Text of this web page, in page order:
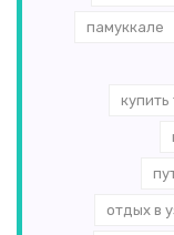
памуккале
купить
отдых в